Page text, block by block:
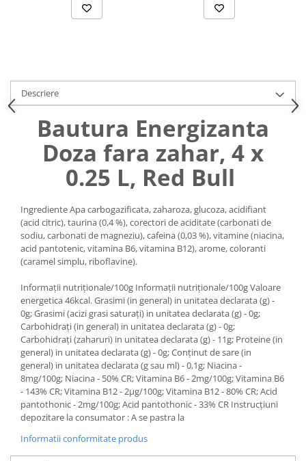
Cutii depozitare
Cosuri de gunoi
Carucioare pentru cumparaturi
Baterii, acumulatori si
incarcatoare
Uniforme medicale de unica
Descriere
Bautura Energizanta
Doza fara zahar, 4 x
0.25 L, Red Bull
Ingrediente Apa carbogazificata, zaharoza, glucoza, acidifiant
(acid citric), taurina (0,4 %), corectori de aciditate (carbonati de
sodiu, carbonati de magneziu), cafeina (0,03 %), vitamine (niacina,
acid pantotenic, vitamina B6, vitamina B12), arome, coloranti
(caramel simplu, riboflavine).
Informații nutriționale/100g Informații nutriționale/100g Valoare
energetica 46kcal. Grasimi (in general) in unitatea declarata (g) -
0g; Grasimi (acizi grasi saturaţi) in unitatea declarata (g) - 0g;
Carbohidraţi (in general) in unitatea declarata (g) - 0g;
Carbohidraţi (zaharuri) in unitatea declarata (g) - 11g; Proteine (in
general) in unitatea declarata (g) - 0g; Conţinut de sare (in
general) in unitatea declarata (g sau ml) - 0,1g; Niacina -
8mg/100g; Niacina - 50% CR; Vitamina B6 - 2mg/100g; Vitamina B6
- 143% CR; Vitamina B12 - 2μg/100g; Vitamina B12 - 80% CR; Acid
pantothonic - 2mg/100g; Acid pantothonic - 33% CR Instrucţiuni
depozitare la consumator : A se pastra la
Informatii conformitate produs